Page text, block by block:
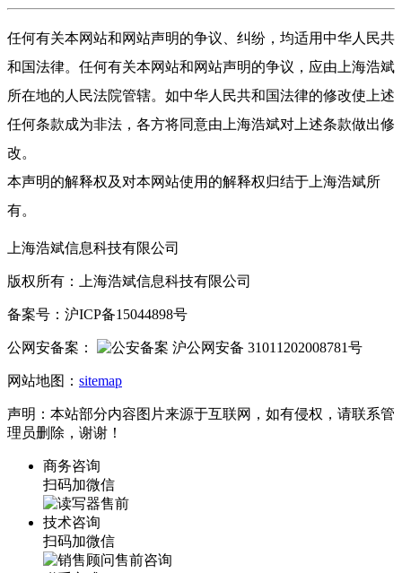
任何有关本网站和网站声明的争议、纠纷，均适用中华人民共
和国法律。任何有关本网站和网站声明的争议，应由上海浩斌
所在地的人民法院管辖。如中华人民共和国法律的修改使上述
任何条款成为非法，各方将同意由上海浩斌对上述条款做出修
改。
本声明的解释权及对本网站使用的解释权归结于上海浩斌所
有。
上海浩斌信息科技有限公司
版权所有：上海浩斌信息科技有限公司
备案号：沪ICP备15044898号
公网安备案： 沪公网安备 31011202008781号
网站地图： sitemap
声明：本站部分内容图片来源于互联网，如有侵权，请联系管
理员删除，谢谢！
商务咨询
扫码加微信
技术咨询
扫码加微信